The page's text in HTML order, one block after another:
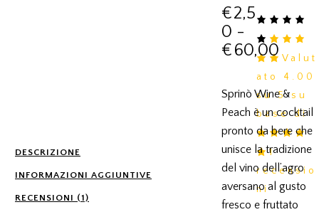
Valut
ato 4.00
su 5 su
base di
1
recensio
ni
€2,5
0 -
€60,00
di
da
a
Sprinò Wine &
Peach è un cocktail
pronto da bere che
unisce la tradizione
del vino dell’agro
aversano al gusto
fresco e fruttato
DESCRIZIONE
INFORMAZIONI AGGIUNTIVE
RECENSIONI (1)